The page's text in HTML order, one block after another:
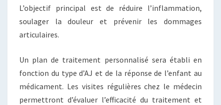
L’objectif principal est de réduire l’inflammation,
soulager la douleur et prévenir les dommages
articulaires.
Un plan de traitement personnalisé sera établi en
fonction du type d’AJ et de la réponse de l’enfant au
médicament. Les visites régulières chez le médecin
permettront d’évaluer l’efficacité du traitement et